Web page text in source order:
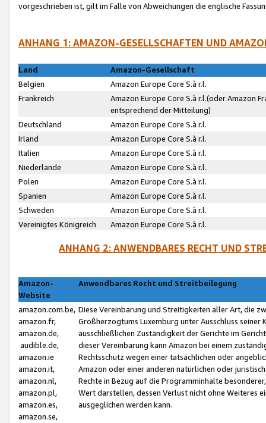
vorgeschrieben ist, gilt im Falle von Abweichungen die englische
ANHANG 1: AMAZON-GESELLSCHAFTEN UND
Land
Amazon-Gesellschaft
Belgien
Amazon Europe Core S.à r.l.
Frankreich
Amazon Europe Core S.à r.l.(oder Amazon
entsprechend der Mitteilung)
Deutschland
Amazon Europe Core S.à r.l.
Irland
Amazon Europe Core S.à r.l.
Italien
Amazon Europe Core S.à r.l.
Niederlande
Amazon Europe Core S.à r.l.
Polen
Amazon Europe Core S.à r.l.
Spanien
Amazon Europe Core S.à r.l.
Schweden
Amazon Europe Core S.à r.l.
Vereinigtes Königreich
Amazon Europe Core S.à r.l.
ANHANG 2: ANWENDBARES RECHT UND
Amazon-
Website
Anwendbares Recht und Streitbeilegung
amazon.com.be,
amazon.fr,
amazon.de,
audible.de,
amazon.ie
amazon.it,
amazon.nl,
amazon.pl,
amazon.es,
amazon.se,
Diese Vereinbarung und Streitigkeiten aller Art, die
Großherzogtums Luxemburg unter Ausschluss
ausschließlichen Zuständigkeit der Gerichte im
dieser Vereinbarung kann Amazon bei einem
Rechtsschutz wegen einer tatsächlichen oder
Amazon oder einer anderen natürlichen oder
Rechte in Bezug auf die Programminhalte
Wert darstellen, dessen Verlust nicht ohne Weiteres
ausgeglichen werden kann.